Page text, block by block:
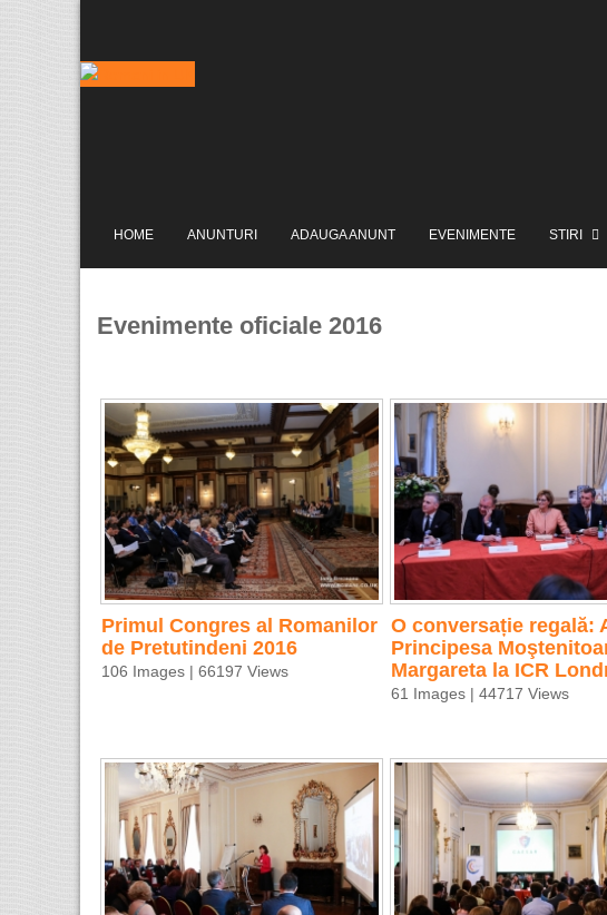
HOME ANUNTURI ADAUGA ANUNT EVENIMENTE STIRI
Evenimente oficiale 2016
Primul Congres al Romanilor
de Pretutindeni 2016
106 Images | 66197 Views
O conversație regală:
Principesa
Margareta la ICR
61 Images | 44717 Views